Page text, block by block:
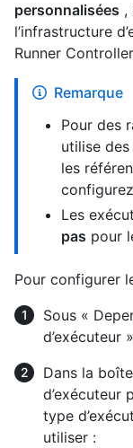
personnalisées ,
l’infrastructure
Runner
Remarque
Pour des
utilise
les
Les
pas pour
Pour configurer
Sous «
d’exécuteur
Dans la
d’exécuteur
type
utiliser :